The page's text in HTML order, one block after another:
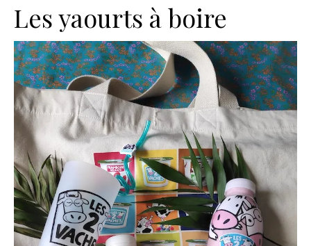
Les yaourts à boire